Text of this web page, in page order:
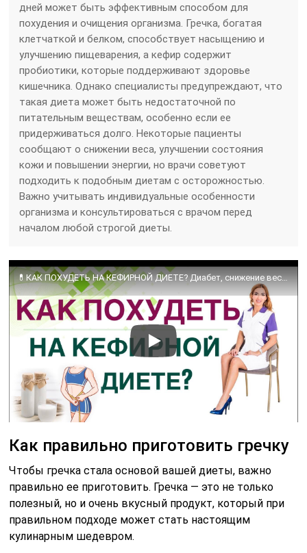
дней может быть эффективным способом для
похудения и очищения организма. Гречка, богатая
клетчаткой и белком, способствует насыщению и
улучшению пищеварения, а кефир содержит
пробиотики, которые поддерживают здоровье
кишечника. Однако специалисты предупреждают, что
такая диета может быть недостаточной по
питательным веществам, особенно если ее
придерживаться долго. Некоторые пациенты
сообщают о снижении веса, улучшении состояния
кожи и повышении энергии, но врачи советуют
подходить к подобным диетам с осторожностью.
Важно учитывать индивидуальные особенности
организма и консультироваться с врачом перед
началом любой строгой диеты.
Как правильно приготовить гречку
Чтобы гречка стала основой вашей диеты, важно
правильно ее приготовить. Гречка — это не только
полезный, но и очень вкусный продукт, который при
правильном подходе может стать настоящим
кулинарным шедевром.